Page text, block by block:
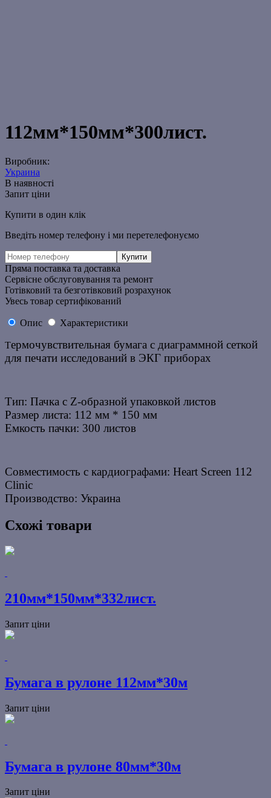
112мм*150мм*300лист.
Виробник:
Украина
В наявності
Запит ціни
Купити в один клік
Введіть номер телефону і ми перетелефонуємо
Пряма поставка та доставка
Сервісне обслуговування та ремонт
Готівковий та безготівковий розрахунок
Увесь товар сертифікований
Опис Характеристики
Термочувствительная бумага с диаграммной сеткой
для печати исследований в ЭКГ приборах
Тип: Пачка с Z-образной упаковкой листов
Размер листа: 112 мм * 150 мм
Емкость пачки: 300 листов
Совместимость с кардиографами: Heart Screen 112
Clinic
Производство: Украина
Схожі товари
210мм*150мм*332лист.
Запит ціни
Бумага в рулоне 112мм*30м
Запит ціни
Бумага в рулоне 80мм*30м
Запит ціни